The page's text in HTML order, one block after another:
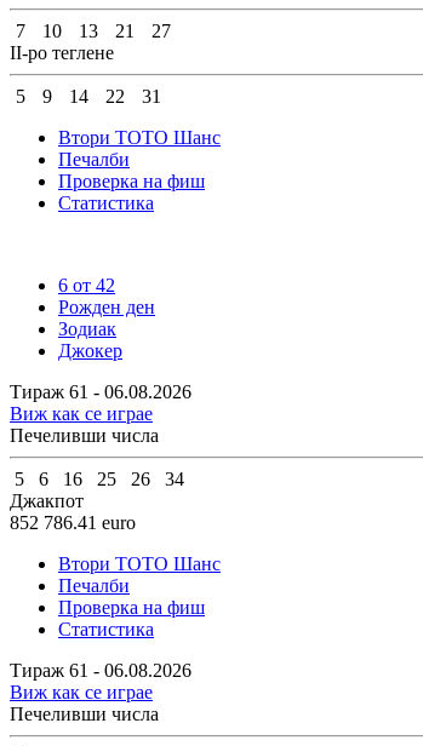
7 10 13 21
27
II-ро теглене
5 9 14 22
31
Втори ТОТО Шанс
Печалби
Проверка на фиш
Статистика
6 от 42
Рожден ден
Зодиак
Джокер
Тираж 61 - 06.08.2026
Виж как се играе
Печеливши числа
5 6 16 25 26
34
Джакпот
852 786.41 euro
Втори ТОТО Шанс
Печалби
Проверка на фиш
Статистика
Тираж 61 - 06.08.2026
Виж как се играе
Печеливши числа